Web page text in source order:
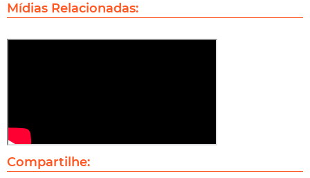
Mídias Relacionadas:
Compartilhe: